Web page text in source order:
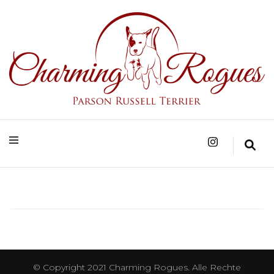
Charming Rogues
© Copyright 2021 Charming Rogues. Alle Rechte